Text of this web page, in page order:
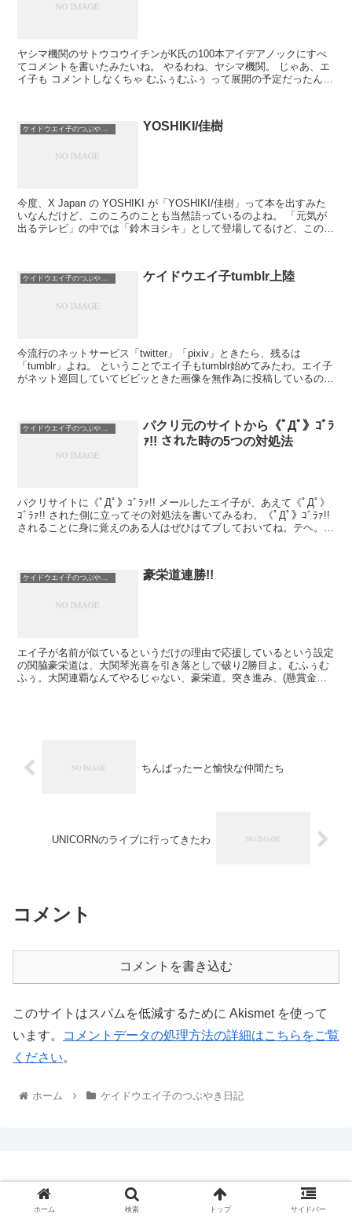
ヤシマ機関のサトウコウイチンがK氏の100本アイデアノックにすべ
てコメントを書いたみたいね。 やるわね、ヤシマ機関。 じゃあ、エ
イ子も コメントしなくちゃ むふぅむふぅ って展開の予定だったんだ
ケイドウエイ子のつぶやき日記 YOSHIKI/佳樹
今度、X Japan の YOSHIKI が「YOSHIKI/佳樹」って本を出すみた
いなんだけど、このころのことも当然語っているのよね。 「元気が
出るテレビ」の中では「鈴木ヨシキ」として登場してるけど、この本
ケイドウエイ子のつぶやき日記 ケイドウエイ子tumblr上陸
今流行のネットサービス「twitter」「pixiv」ときたら、残るは
「tumblr」よね。 ということでエイ子もtumblr始めてみたわ。エイ子
がネット巡回していてビビッときた画像を無作為に投稿しているの。
ケイドウエイ子のつぶやき日記
パクリ元のサイトから《ﾟДﾟ》ｺﾞﾗ
ｧ!! された時の5つの対処法
パクリサイトに《ﾟДﾟ》ｺﾞﾗｧ!! メールしたエイ子が、あえて《ﾟДﾟ》
ｺﾞﾗｧ!! された側に立ってその対処法を書いてみるわ。《ﾟДﾟ》ｺﾞﾗｧ!!
されることに身に覚えのある人はぜひはてブしておいてね。テヘ。
ケイドウエイ子のつぶやき日記 豪栄道連勝!!
エイ子が名前が似ているというだけの理由で応援しているという設定
の関脇豪栄道は、大関琴光喜を引き落としで破り2勝目よ。むふぅむ
ふぅ。大関連覇なんてやるじゃない、豪栄道。突き進み、(懸賞金を)
ちんぱったーと愉快な仲間たち
UNICORNのライブに行ってきたわ
コメント
コメントを書き込む
このサイトはスパムを低減するために Akismet を使って
います。
コメントデータの処理方法の詳細はこちらをご覧
ください。
ホーム ケイドウエイ子のつぶやき日記
Copyright © 2009-2026 K-DO! All Rights Reserved.
ホーム 検索 トップ サイドバー